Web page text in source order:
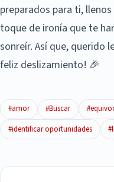
preparados para ti,
toque de ironía que te
sonreír. Así que, querido
feliz deslizamiento! 🎉
#amor #Buscar
#identificar oportunidades